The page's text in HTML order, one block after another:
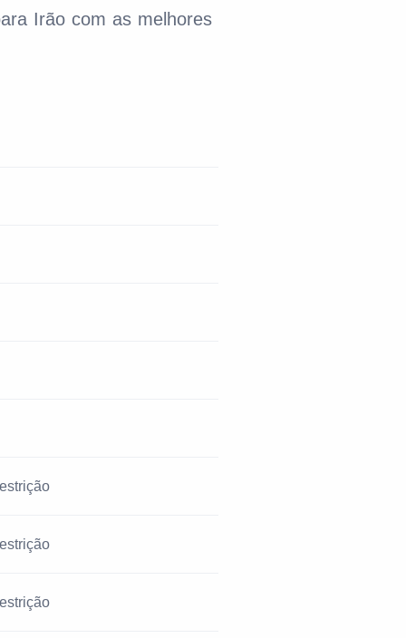
Irão com as melhores